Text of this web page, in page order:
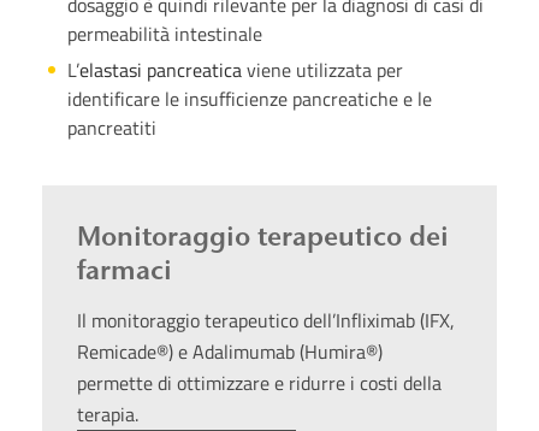
permeabilità intestinale
L’elastasi pancreaticaviene utilizzata per
identificare le insufficienze pancreatiche e le
pancreatiti
Monitoraggio terapeutico dei
farmaci
Il monitoraggio terapeutico dell’Infliximab (IFX,
Remicade®) e Adalimumab (Humira®)
permette di ottimizzare e ridurre i costi della
terapia.